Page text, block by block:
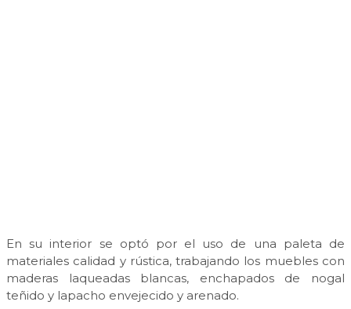
En su interior se optó por el uso de una paleta de
materiales calidad y rústica, trabajando los muebles con
maderas laqueadas blancas, enchapados de nogal
teñido y lapacho envejecido y arenado.